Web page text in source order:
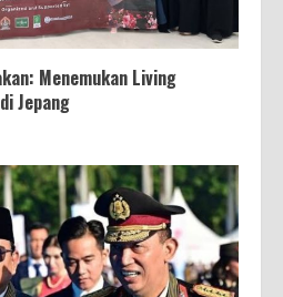
Menemukan Living
Jepang